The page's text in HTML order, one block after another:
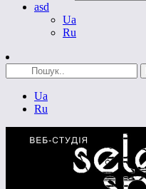
asd
Ua
Ru
Ua
Ru